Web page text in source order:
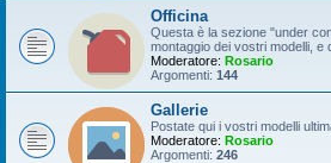
Officina
Questa è la sezione "under
montaggio dei vostri modelli, e
Moderatore: Rosario
Argomenti: 144
Gallerie
Postate qui i vostri modelli
Moderatore: Rosario
Argomenti: 246